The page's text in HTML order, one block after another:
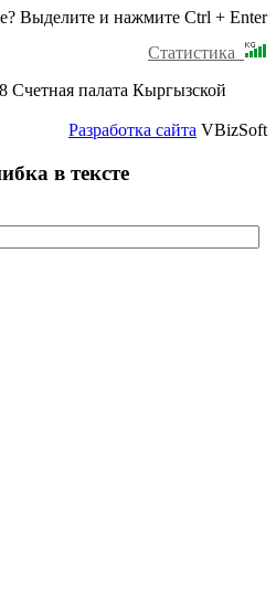
Выделите и нажмите Ctrl + Enter
Статистика
палата Кыргызской
Разработка сайта VBizSoft
в тексте